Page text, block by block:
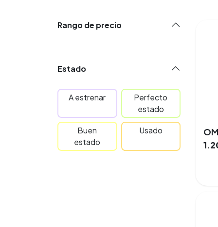
Rango de precio
Estado
A estrenar
Perfecto
estado
Buen
estado
Usado